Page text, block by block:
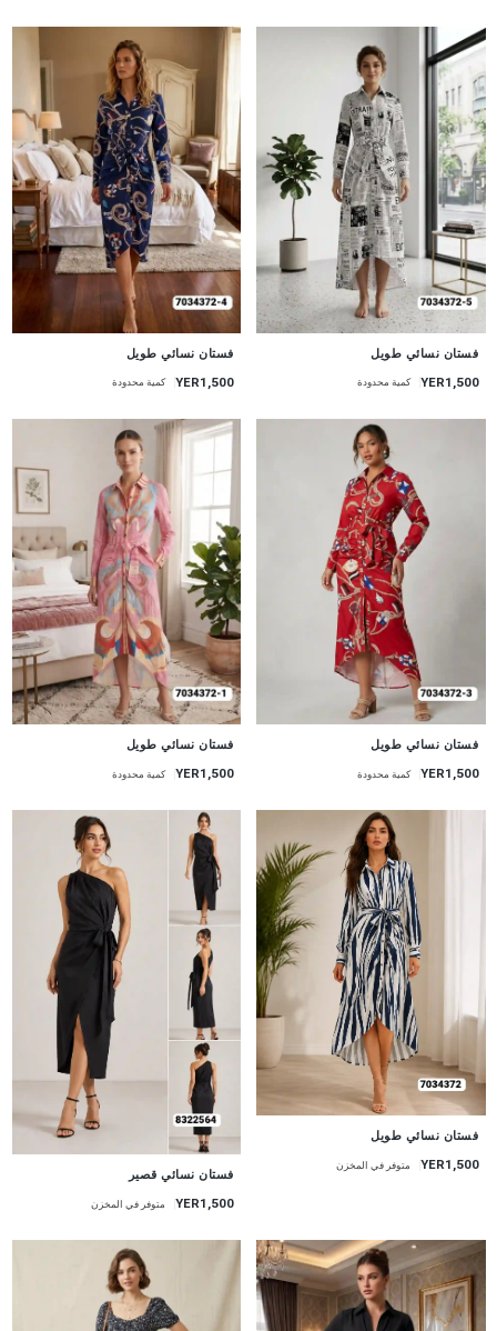
فستان نسائي طويل
YER1,500 كمية محدودة
فستان نسائي طويل
YER1,500 كمية محدودة
فستان نسائي طويل
YER1,500 كمية محدودة
فستان نسائي طويل
YER1,500 كمية محدودة
جديد
فستان نسائي طويل
YER1,500 متوفر في المخزن جديد
فستان نسائي قصير
YER1,500 متوفر في المخزن